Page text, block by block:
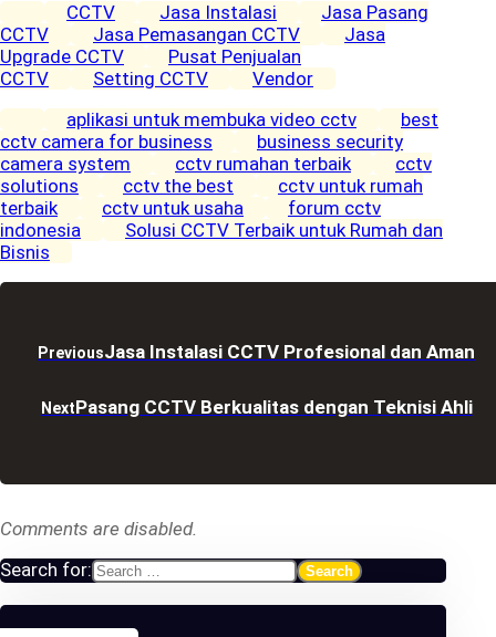
CCTV Jasa Instalasi
Jasa Pasang
CCTV
Jasa Pemasangan CCTV
Jasa
Upgrade CCTV
Pusat Penjualan
CCTV
Setting CCTV
Vendor
aplikasi untuk membuka video cctv
best
cctv camera for business
business security
camera system
cctv rumahan terbaik
cctv
solutions
cctv the best
cctv untuk rumah
terbaik
cctv untuk usaha
forum cctv
indonesia
Solusi CCTV Terbaik untuk Rumah dan
Bisnis
PreviousJasa Instalasi CCTV Profesional dan Aman
NextPasang CCTV Berkualitas dengan Teknisi Ahli
Comments are disabled.
Search for: